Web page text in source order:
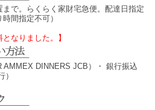
で。らくらく家財宅急便。配達日指定
間指定不可）
なりました。】
AMMEX DINNERS JCB）・ 銀行振込